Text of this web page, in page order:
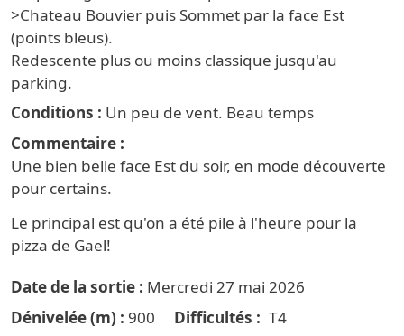
>Chateau Bouvier puis Sommet par la face Est
(points bleus).
Redescente plus ou moins classique jusqu'au
parking.
Conditions
Un peu de vent. Beau temps
Commentaire
Une bien belle face Est du soir, en mode découverte
pour certains.
Le principal est qu'on a été pile à l'heure pour la
pizza de Gael!
Date de la sortie
Mercredi 27 mai 2026
Dénivelée (m)
900 Difficultés
T4